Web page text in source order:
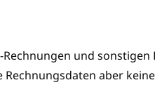
und sonstigen
aber keine